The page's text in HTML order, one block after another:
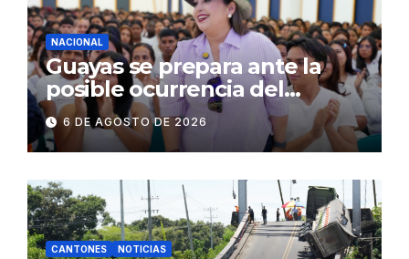
NACIONAL
Guayas se prepara ante la
posible ocurrencia del
fenómeno de El Niño:
Gobierno Nacional capacita a
2.500 jóvenes
6 DE AGOSTO DE 2026
CANTONES NOTICIAS